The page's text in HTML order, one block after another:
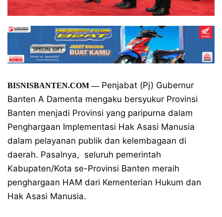
BISNISBANTEN.COM—Penjabat (Pj) Gubernur
Banten A Damenta mengaku bersyukur Provinsi
Banten menjadi Provinsi yang paripurna dalam
Penghargaan Implementasi Hak Asasi Manusia
dalam pelayanan publik dan kelembagaan di
daerah. Pasalnya, seluruh pemerintah
Kabupaten/Kota se-Provinsi Banten meraih
penghargaan HAM dari Kementerian Hukum dan
Hak Asasi Manusia.